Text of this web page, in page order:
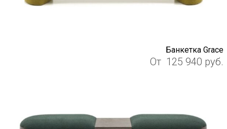
Банкетка Grace
От 125 940 руб.